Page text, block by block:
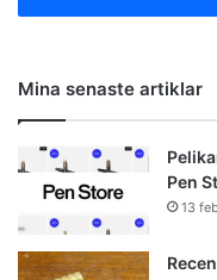
Mina senaste artiklar
Pen
13